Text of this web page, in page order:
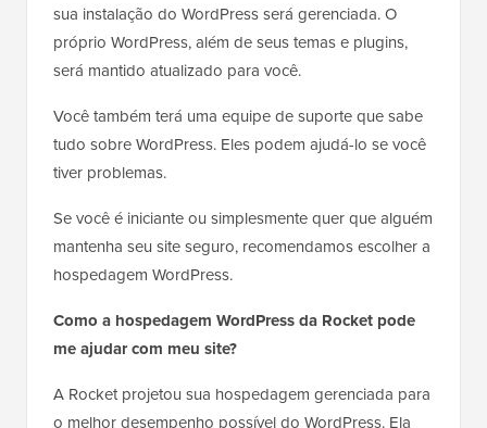
sua instalação do WordPress será gerenciada. O
próprio WordPress, além de seus temas e plugins,
será mantido atualizado para você.
Você também terá uma equipe de suporte que sabe
tudo sobre WordPress. Eles podem ajudá-lo se você
tiver problemas.
Se você é iniciante ou simplesmente quer que alguém
mantenha seu site seguro, recomendamos escolher a
hospedagem WordPress.
Como a hospedagem WordPress da Rocket pode
me ajudar com meu site?
A Rocket projetou sua hospedagem gerenciada para
o melhor desempenho possível do WordPress. Ela